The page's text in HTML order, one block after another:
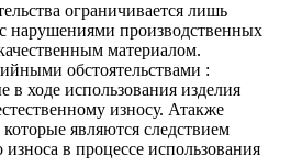
ограничивается лишь
нарушениями производственных
материалом.
обстоятельствами :
в ходе использования изделия
износу. Атакже
являются следствием
износа в процессе использования